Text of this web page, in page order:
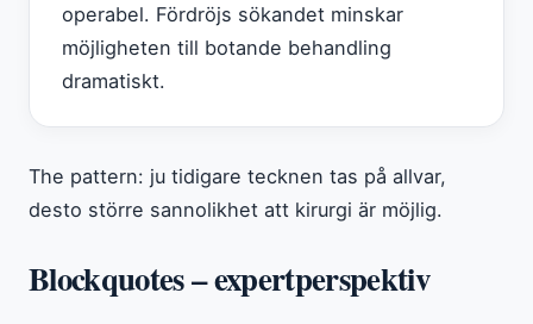
operabel. Fördröjs sökandet minskar
möjligheten till botande behandling
dramatiskt.
The pattern: ju tidigare tecknen tas på allvar,
desto större sannolikhet att kirurgi är möjlig.
Blockquotes – expertperspektiv